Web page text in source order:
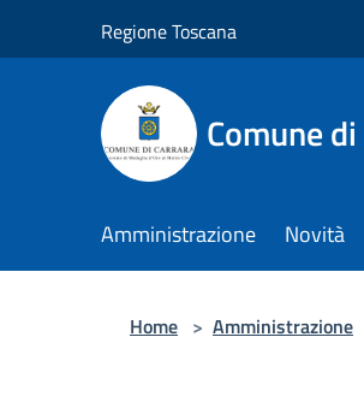
Regione Toscana
Comune
Amministrazione Novità
Home > Amministrazione